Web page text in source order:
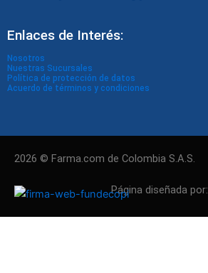
m
Enlaces de Interés:
Nosotros
Nuestras Sucursales
Política de protección de datos
Acuerdo de términos y condiciones
2026 © Farma.com de Colombia S.A.S.
Página diseñada por: